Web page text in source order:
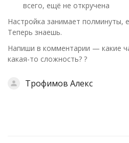
всего, ещё не откручена
Настройка занимает полминуты,
Теперь знаешь.
Напиши в комментарии — какие
какая-то сложность? ?
Трофимов Алекс